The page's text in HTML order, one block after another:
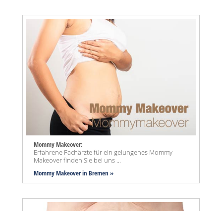
Mommy Makeover:
Erfahrene Fachärzte für ein gelungenes Mommy
Makeover finden Sie bei uns ...
Mommy Makeoverin Bremen »